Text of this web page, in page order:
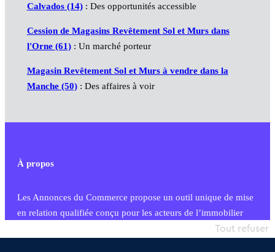
Calvados (14): Des opportunités accessible
Cession de Magasins Revêtement Sol et Murs dans
l'Orne (61): Un marché porteur
Magasin Revêtement Sol et Murs à vendre dans la
Manche (50): Des affaires à voir
À propos
Les Annonces du Commerce propose un outil unique de mise
en relation qualifiée conçu pour les acteurs de l’immobilier
commercial et les collectivités territoriales, simple et intégrant
Tout refuser